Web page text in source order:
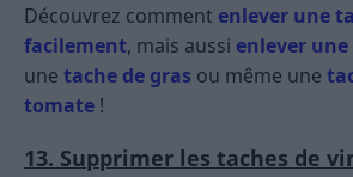
Découvrez comment enlever une
facilement, mais aussi enlever
une tache de gras ou même une
tomate !
13. Supprimer les taches de